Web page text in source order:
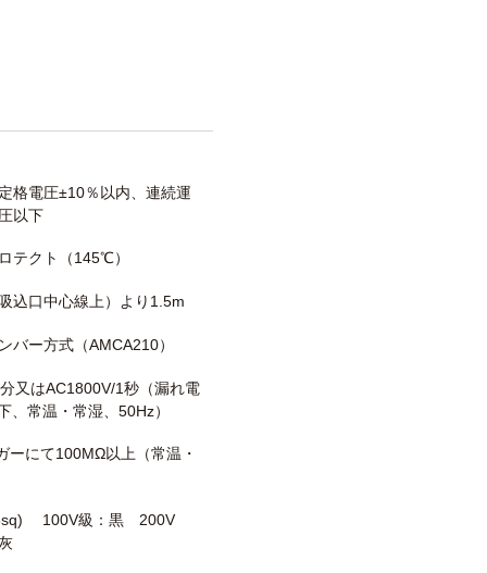
格電圧±10％以内、連続運
以下
テクト（145℃）
込口中心線上）より1.5m
バー方式（AMCA210）
又はAC1800V/1秒（漏れ電
、常温・常湿、50Hz）
ーにて100MΩ以上（常温・
100V級：黒 200V